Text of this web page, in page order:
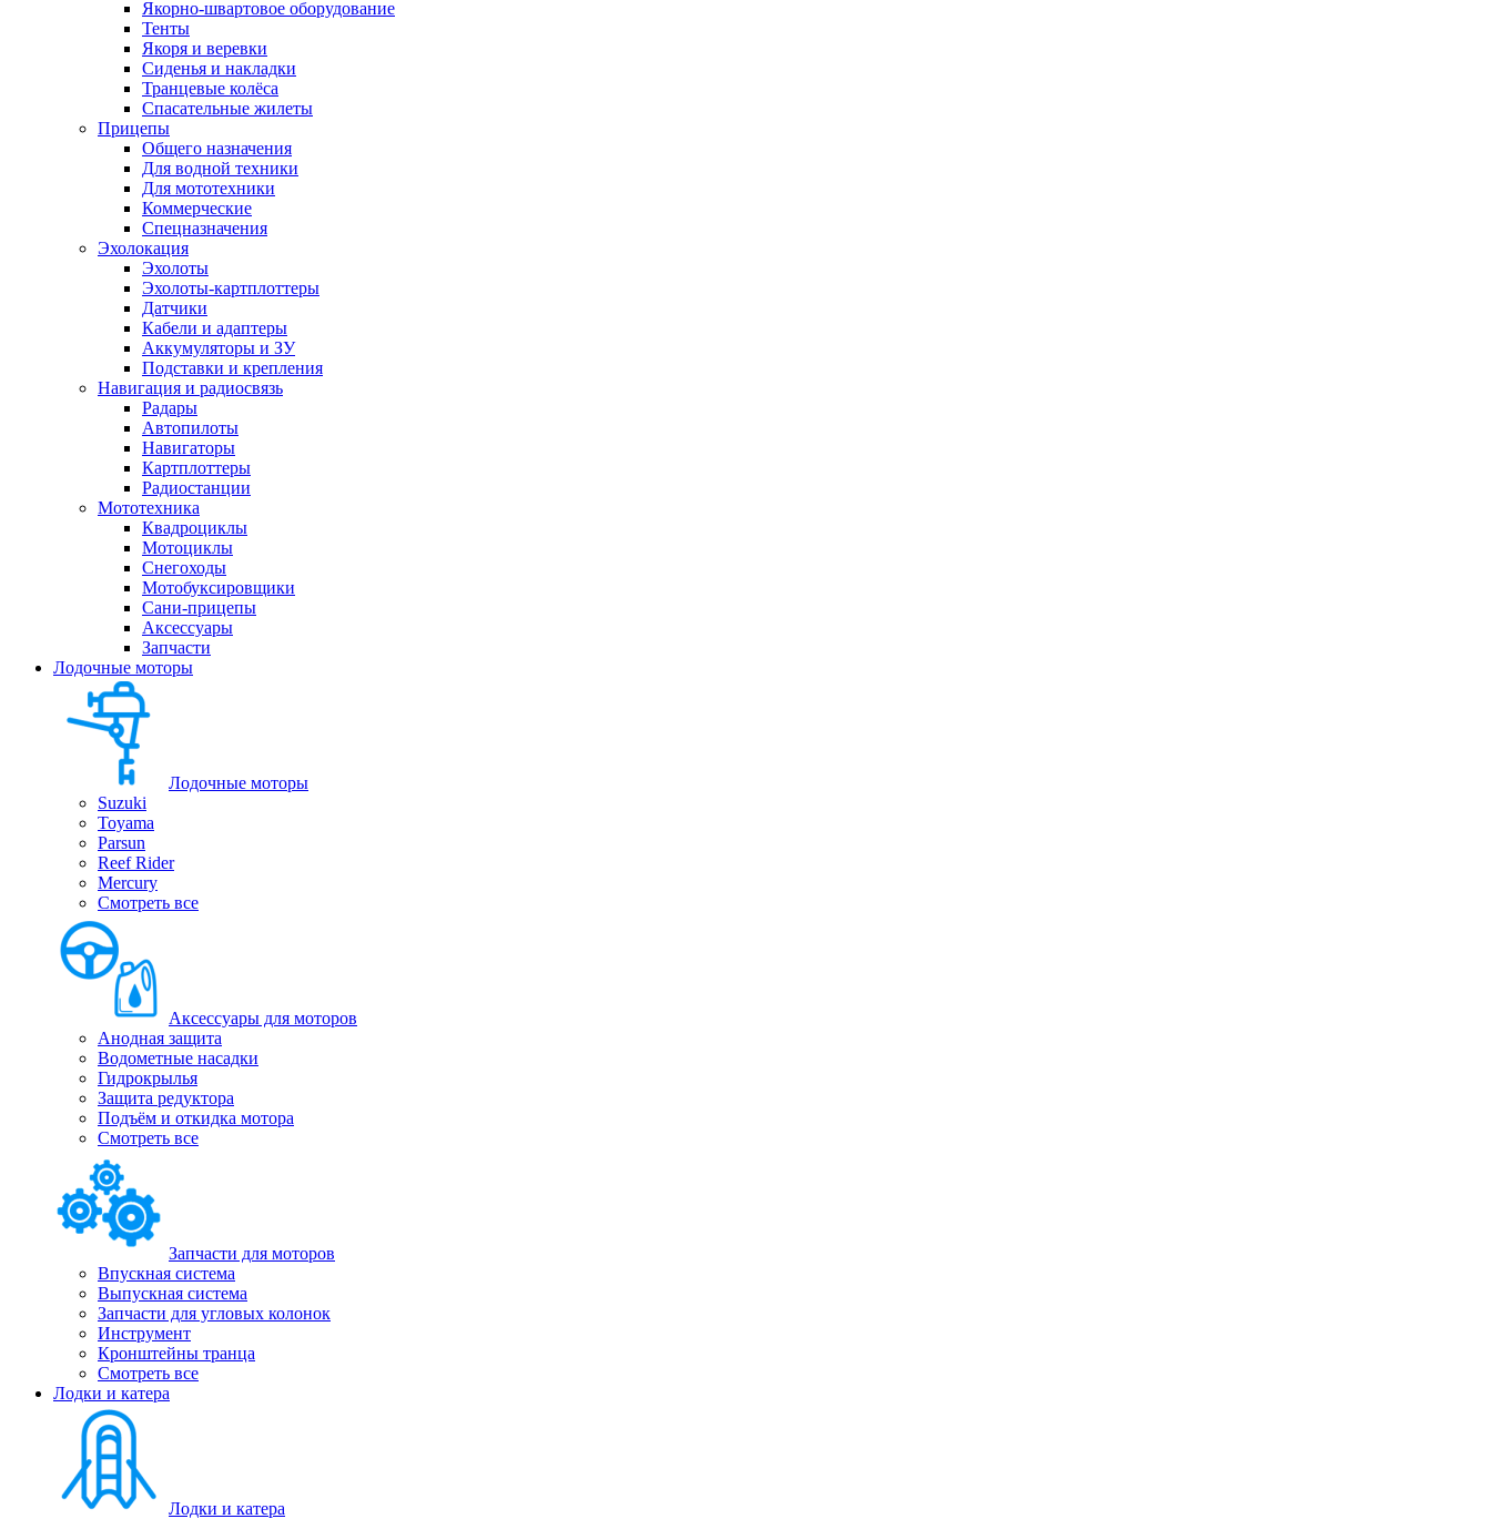
Якорно-швартовое оборудование
Тенты
Якоря и веревки
Сиденья и накладки
Транцевые колёса
Спасательные жилеты
Прицепы
Общего назначения
Для водной техники
Для мототехники
Коммерческие
Спецназначения
Эхолокация
Эхолоты
Эхолоты-картплоттеры
Датчики
Кабели и адаптеры
Аккумуляторы и ЗУ
Подставки и крепления
Навигация и радиосвязь
Радары
Автопилоты
Навигаторы
Картплоттеры
Радиостанции
Мототехника
Квадроциклы
Мотоциклы
Снегоходы
Мотобуксировщики
Сани-прицепы
Аксессуары
Запчасти
Лодочные моторы
Лодочные моторы
Suzuki
Toyama
Parsun
Reef Rider
Mercury
Смотреть все
Аксессуары для моторов
Анодная защита
Водометные насадки
Гидрокрылья
Защита редуктора
Подъём и откидка мотора
Смотреть все
Запчасти для моторов
Впускная система
Выпускная система
Запчасти для угловых колонок
Инструмент
Кронштейны транца
Смотреть все
Лодки и катера
Лодки и катера